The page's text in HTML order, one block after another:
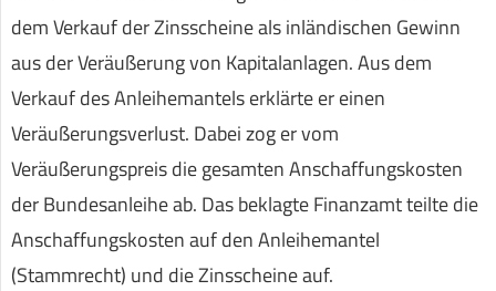
dem Verkauf der Zinsscheine als inländischen Gewinn
aus der Veräußerung von Kapitalanlagen. Aus dem
Verkauf des Anleihemantels erklärte er einen
Veräußerungsverlust. Dabei zog er vom
Veräußerungspreis die gesamten Anschaffungskosten
der Bundesanleihe ab. Das beklagte Finanzamt teilte die
Anschaffungskosten auf den Anleihemantel
(Stammrecht) und die Zinsscheine auf.